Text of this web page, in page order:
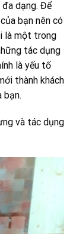
dạng. Để
bạn nên có
là một trong
tác dụng
là yếu tố
thành khách
bạn.
và tác dụng